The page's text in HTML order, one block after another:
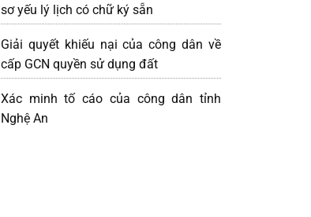
sơ yếu lý lịch có chữ ký sẵn
Giải quyết khiếu nại của công dân về
cấp GCN quyền sử dụng đất
Xác minh tố cáo của công dân tỉnh
Nghệ An